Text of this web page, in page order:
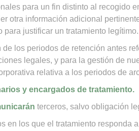
para un fin distinto al recogido
otra información adicional
justificar un tratamiento legítimo.
los periodos de retención antes
legales, y para la gestión de
relativa a los periodos de
y encargados de tratamiento.
terceros, salvo obligación
en los que el tratamiento